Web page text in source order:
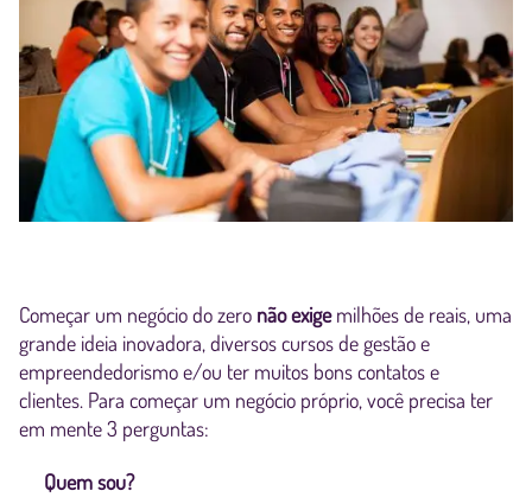
Começar um negócio do zero não exigemilhões de reais, uma
grande ideia inovadora, diversos cursos de gestão e
empreendedorismo e/ou ter muitos bons contatos e
clientes. Para começar um negócio próprio, você precisa ter
em mente 3 perguntas:
Quem sou?